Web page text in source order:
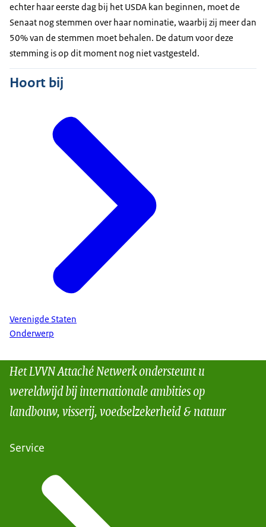
echter haar eerste dag bij het USDA kan beginnen, moet de
Senaat nog stemmen over haar nominatie, waarbij zij meer dan
50% van de stemmen moet behalen. De datum voor deze
stemming is op dit moment nog niet vastgesteld.
Hoort bij
Verenigde Staten
Onderwerp
Het LVVN Attaché Netwerk ondersteunt u
wereldwijd bij internationale ambities op
landbouw, visserij, voedselzekerheid & natuur
Service